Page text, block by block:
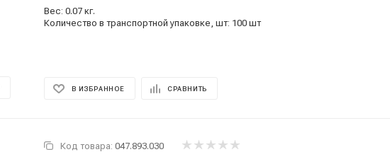
Вес: 0.07 кг.
Количество в транспортной упаковке, шт: 100 шт
В ИЗБРАННОЕ СРАВНИТЬ
Код товара: 047.893.030